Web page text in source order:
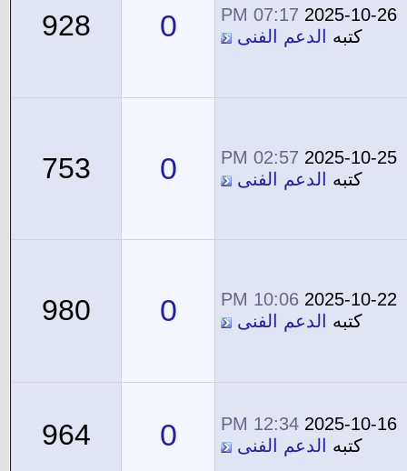
2025-10-26
07:17 PM
كتبه
الدعم الفنى 0
928
2025-10-25
02:57 PM
كتبه
الدعم الفنى 0
753
2025-10-22
10:06 PM
كتبه
الدعم الفنى 0
980
2025-10-16
12:34 PM
كتبه
الدعم الفنى 0
964